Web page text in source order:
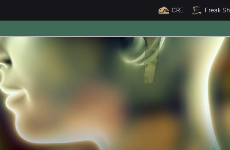
CRE Freak
und Forschung